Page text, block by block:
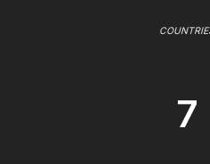
7